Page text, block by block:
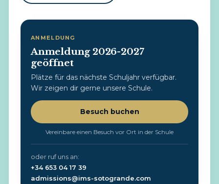
ANMELDUNG
Anmeldung 2026-2027
geöffnet
Plätze für das nächste Schuljahr verfügbar.
Wir zeigen dir gerne unsere Schule.
Besuch buchen
Vereinbare einen Besuch vor Ort in der Schule
oder ruf uns an:
+34 653 04 17 39
admissions@ims-sotogrande.com